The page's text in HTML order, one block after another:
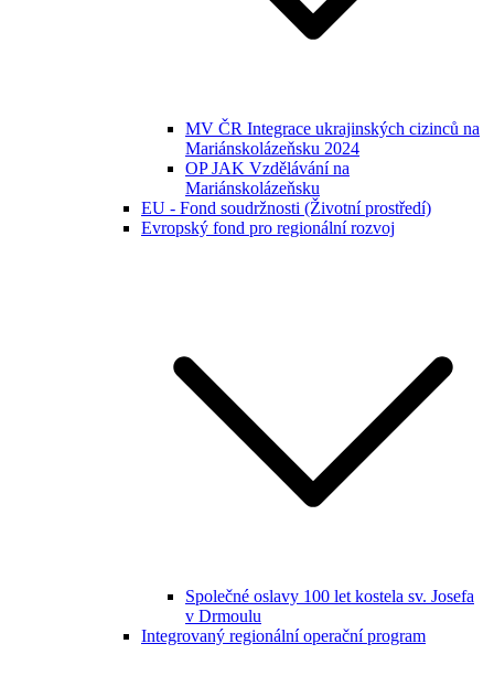
MV ČR Integrace ukrajinských cizinců na
Mariánskolázeňsku 2024
OP JAK Vzdělávání na
Mariánskolázeňsku
EU - Fond soudržnosti (Životní prostředí)
Evropský fond pro regionální rozvoj
Společné oslavy 100 let kostela sv. Josefa
v Drmoulu
Integrovaný regionální operační program